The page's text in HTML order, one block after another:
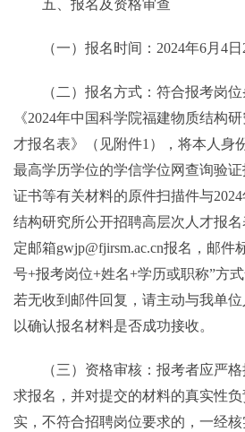
五、报名及资格审查
（一）报名时间：2024年6月4日
（二）报名方式：符合报考岗
《2024年中国科学院福建物质结构
才报名表》（见附件1），将本人身
最高学历学位的学信学位网查询验
证书等有关材料的原件扫描件与
结构研究所公开招聘高层次人才报
定邮箱gwjp@fjirsm.ac.cn报名，邮件
号+报考岗位+姓名+学历或职称”方
若无收到邮件回复，请主动与我单位
以确认报名材料是否成功接收。
（三）资格审核：报考者应严
求报名，并对提交的材料的真实性
实，不符合招聘岗位要求的，一经